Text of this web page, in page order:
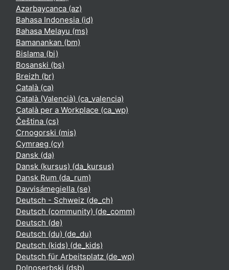
Azərbaycanca ‎(az)‎
Bahasa Indonesia ‎(id)‎
Bahasa Melayu ‎(ms)‎
Bamanankan ‎(bm)‎
Bislama ‎(bi)‎
Bosanski ‎(bs)‎
Breizh ‎(br)‎
Català ‎(ca)‎
Català (Valencià) ‎(ca_valencia)‎
Català per a Workplace ‎(ca_wp)‎
Čeština ‎(cs)‎
Crnogorski ‎(mis)‎
Cymraeg ‎(cy)‎
Dansk ‎(da)‎
Dansk (kursus) ‎(da_kursus)‎
Dansk Rum ‎(da_rum)‎
Davvisámegiella ‎(se)‎
Deutsch - Schweiz ‎(de_ch)‎
Deutsch (community) ‎(de_comm)‎
Deutsch ‎(de)‎
Deutsch (du) ‎(de_du)‎
Deutsch (kids) ‎(de_kids)‎
Deutsch für Arbeitsplatz ‎(de_wp)‎
Dolnoserbski ‎(dsb)‎